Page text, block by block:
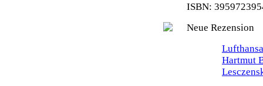
ISBN:
Neue Rezension
Hartmut